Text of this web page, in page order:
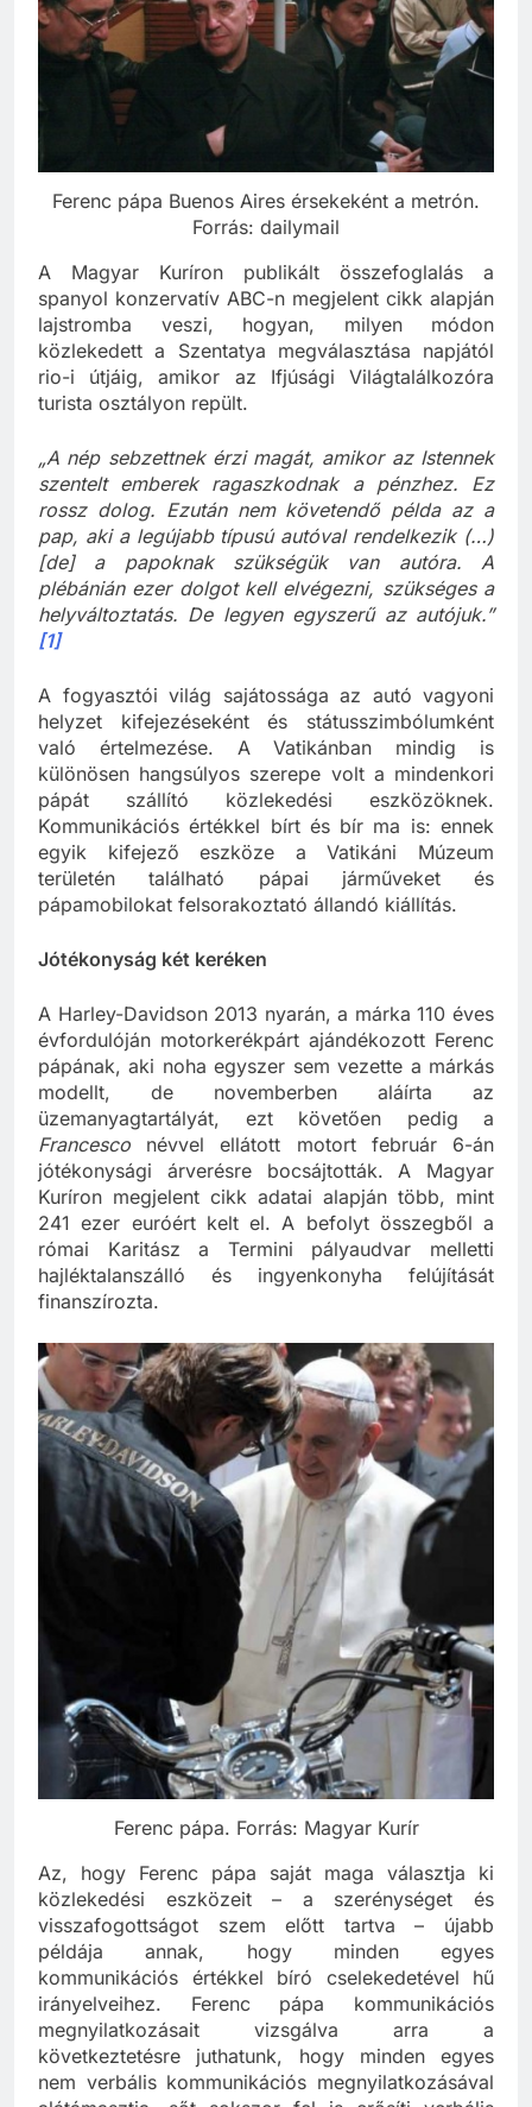
Ferenc pápa Buenos Aires érsekeként a metrón.
A Magyar Kuríron publikált összefoglalás a
spanyol konzervatív ABC-n megjelent cikk alapján
lajstromba veszi, hogyan, milyen módon
közlekedett a Szentatya megválasztása napjától
rio-i útjáig, amikor az Ifjúsági Világtalálkozóra
„A nép sebzettnek érzi magát, amikor az Istennek
szentelt emberek ragaszkodnak a pénzhez. Ez
rossz dolog. Ezután nem követendő példa az a
pap, aki a legújabb típusú autóval rendelkezik (…)
[de] a papoknak szükségük van autóra. A
plébánián ezer dolgot kell elvégezni, szükséges a
helyváltoztatás. De legyen egyszerű az autójuk.”
A fogyasztói világ sajátossága az autó vagyoni
helyzet kifejezéseként és státusszimbólumként
való értelmezése. A Vatikánban mindig is
különösen hangsúlyos szerepe volt a mindenkori
pápát szállító közlekedési eszközöknek.
Kommunikációs értékkel bírt és bír ma is: ennek
egyik kifejező eszköze a Vatikáni Múzeum
területén található pápai járműveket és
A Harley-Davidson 2013 nyarán, a márka 110 éves
évfordulóján motorkerékpárt ajándékozott Ferenc
pápának, aki noha egyszer sem vezette a márkás
modellt, de novemberben aláírta az
üzemanyagtartályát, ezt követően pedig a
Francesconévvel ellátott motort február 6-án
jótékonysági árverésre bocsájtották. A Magyar
Kuríron megjelent cikk adatai alapján több, mint
241 ezer euróért kelt el. A befolyt összegből a
római Karitász a Termini pályaudvar melletti
hajléktalanszálló és ingyenkonyha felújítását
Az, hogy Ferenc pápa saját maga választja ki
közlekedési eszközeit – a szerénységet és
visszafogottságot szem előtt tartva – újabb
példája annak, hogy minden egyes
kommunikációs értékkel bíró cselekedetével hű
irányelveihez. Ferenc pápa kommunikációs
megnyilatkozásait vizsgálva arra a
következtetésre juthatunk, hogy minden egyes